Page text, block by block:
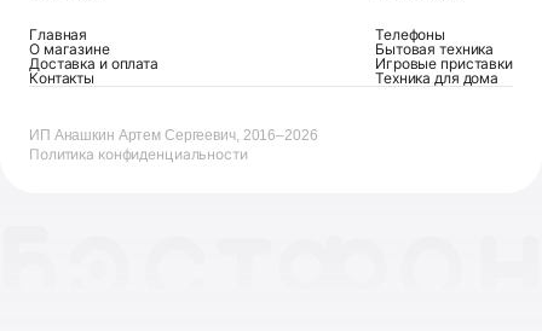
Главная
О магазине
Доставка и оплата
Контакты
Телефоны
Бытовая техника
Игровые приставки
Техника для дома
ИП Анашкин Артем Сергеевич, 2016–2026
Политика конфиденциальности